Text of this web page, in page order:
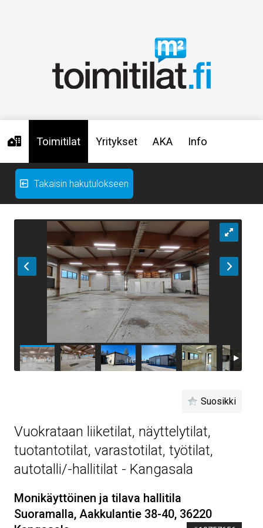
Toimitilat Yritykset AKA Info
Takaisin hakutulokseen
Suosikki
Vuokrataan liiketilat, näyttelytilat,
tuotantotilat, varastotilat, työtilat,
autotalli/-hallitilat - Kangasala
Monikäyttöinen ja tilava hallitila
Suoramalla, Aakkulantie 38-40, 36220